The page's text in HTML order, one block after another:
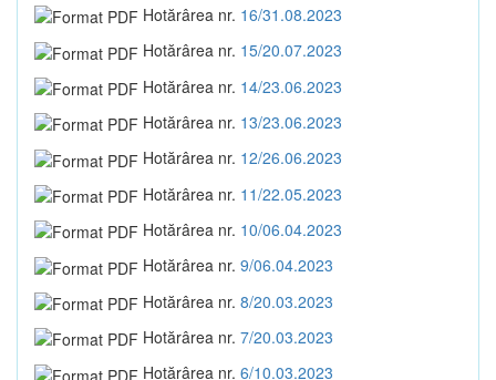
Hotărârea nr. 16/31.08.2023
Hotărârea nr. 15/20.07.2023
Hotărârea nr. 14/23.06.2023
Hotărârea nr. 13/23.06.2023
Hotărârea nr. 12/26.06.2023
Hotărârea nr. 11/22.05.2023
Hotărârea nr. 10/06.04.2023
Hotărârea nr. 9/06.04.2023
Hotărârea nr. 8/20.03.2023
Hotărârea nr. 7/20.03.2023
Hotărârea nr. 6/10.03.2023